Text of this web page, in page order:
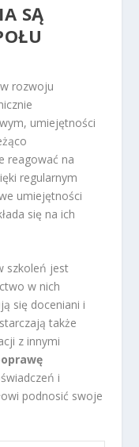
SĄ
rozwoju
umiejętności
reagować na
regularnym
umiejętności
się na ich
szkoleń jest
w nich
się doceniani i
także
z innymi
i
podnosić swoje